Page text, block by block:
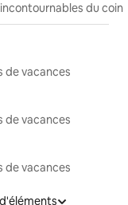
du coin
de vacances
de vacances
de vacances